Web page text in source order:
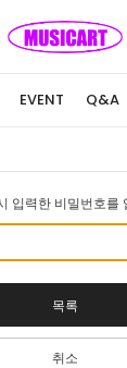
EVENT Q&A
입력한 비밀번호를
목록
취소